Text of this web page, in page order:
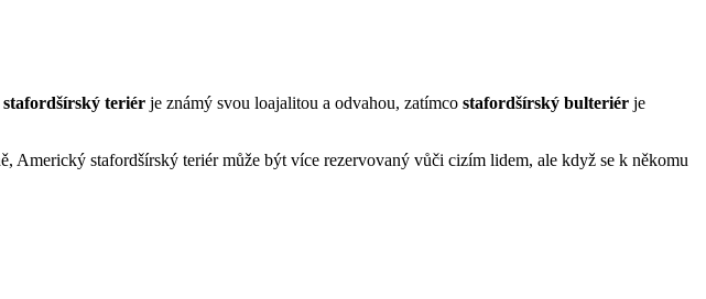
teriér je známý svou loajalitou a odvahou, zatímco stafordšírský bulteriér je
Americký stafordšírský teriér může být více rezervovaný vůči cizím lidem, ale když se k někomu